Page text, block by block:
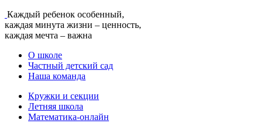
Каждый ребенок особенный,
каждая минута жизни – ценность,
каждая мечта – важна
О школе
Частный детский сад
Наша команда
Кружки и секции
Летняя школа
Математика-онлайн